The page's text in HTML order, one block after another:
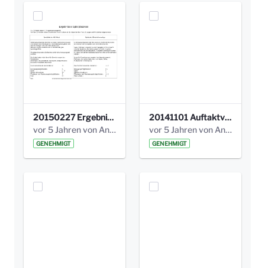
20150227 Ergebnisse_Spielplatztest.pdf
vor 5 Jahren von Anni Schlumberger
GENEHMIGT
20141101 Auftaktveranstaltung WorldCafe_Auswertung.pdf
vor 5 Jahren von Anni Schlumberger
GENEHMIGT